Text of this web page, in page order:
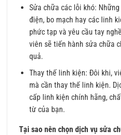
Sửa chữa các lỗi khó:
điện, bo mạch hay các linh
phức tạp và yêu cầu tay
viên sẽ tiến hành sửa chữa
quả.
Thay thế linh kiện: Đôi khi,
mà cần thay thế linh kiện.
cấp linh kiện chính hãng,
từ của bạn.
Tại sao nên chọn dịch vụ sửa